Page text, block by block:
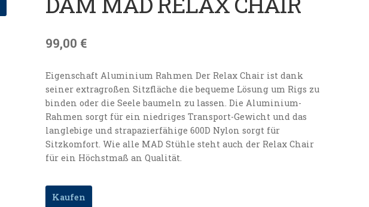
99,00 €
Eigenschaft Aluminium Rahmen Der Relax Chair ist dank
seiner extragroßen Sitzfläche die bequeme Lösung um Rigs zu
binden oder die Seele baumeln zu lassen. Die Aluminium-
Rahmen sorgt für ein niedriges Transport-Gewicht und das
langlebige und strapazierfähige 600D Nylon sorgt für
Sitzkomfort. Wie alle MAD Stühle steht auch der Relax Chair
für ein Höchstmaß an Qualität.
Kaufen